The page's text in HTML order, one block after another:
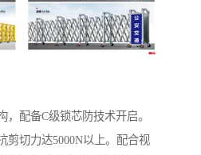
，配备C级锁芯防技术开启。
剪切力达5000N以上。配合视